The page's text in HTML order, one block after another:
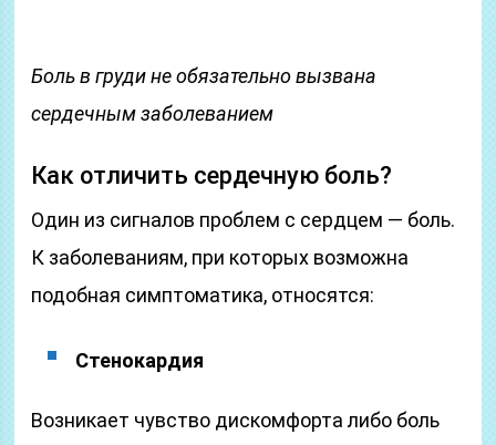
Боль в груди не обязательно вызвана
сердечным заболеванием
Как отличить сердечную боль?
Один из сигналов проблем с сердцем — боль.
К заболеваниям, при которых возможна
подобная симптоматика, относятся:
Стенокардия
Возникает чувство дискомфорта либо боль